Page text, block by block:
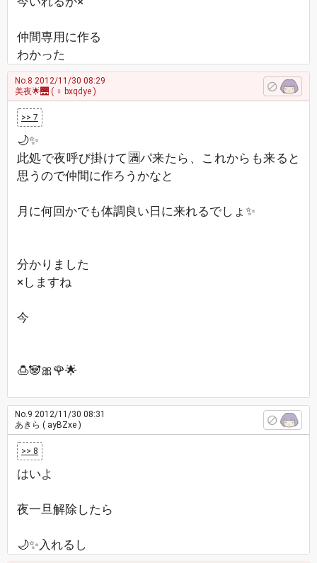
仲間専用に作る
わかった
No.8 2012/11/30 08:29
美夜🌟🌉 ( ♀ bxqdye )
>> 7
🌙✨
此処で夜呼び掛けて🈵パ来たら、これからも来ると
思うので仲間に作ろうかなと
月に何回かでも体調良い日に来れるでしょ✨
分かりました
×しますね
今
🍮🐼🎀🌹🌟
No.9 2012/11/30 08:31
あきら ( ayBZxe )
>> 8
はいよ
夜一旦解除したら
🌙✨入れるし